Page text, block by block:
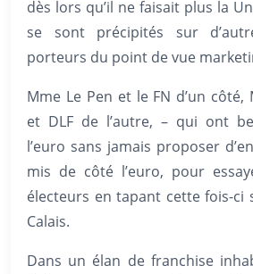
dès lors qu’il ne faisait plus la
se sont précipités sur
porteurs du point de vue
Mme Le Pen et le FN d’un côté,
et DLF de l’autre, – qui ont
l’euro sans jamais proposer
mis de côté l’euro, pour
électeurs en tapant cette fois-ci
Calais.
Dans un élan de franchise